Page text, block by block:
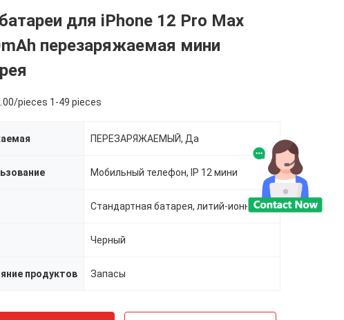
для iPhone 12 Pro Max
перезаряжаемая мини
pieces 1-49 pieces
ПЕРЕЗАРЯЖАЕМЫЙ, Да
Мобильный телефон, IP 12 мини
Стандартная батарея, литий-ионная, перезаряжаемые батареи, стандартная батарея
Черный
продуктов Запасы